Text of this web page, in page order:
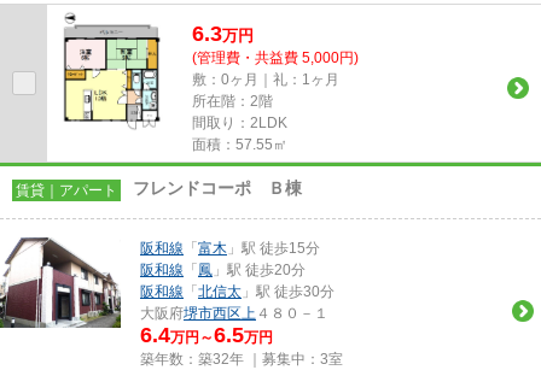
様々な場所へのアクセスが便利に...
6.3万円
(管理費・共益費 5,000円)
敷：0ヶ月｜礼：1ヶ月
所在階：2階
間取り：2LDK
面積：57.55㎡
賃貸｜アパート フレンドコーポ Ｂ棟
阪和線 「 富木 」駅 徒歩15分
阪和線 「 鳳 」駅 徒歩20分
阪和線 「 北信太 」駅 徒歩30分
大阪府堺市西区上 ４８０－１
6.4万円～6.5万円
築年数：築32年 ｜募集中： 3室